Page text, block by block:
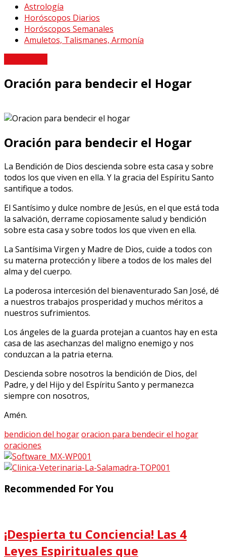
Astrología
Horóscopos Diarios
Horóscopos Semanales
Amuletos, Talismanes, Armonía
Oración para bendecir el Hogar
Oración para bendecir el Hogar
La Bendición de Dios descienda sobre esta casa y sobre
todos los que viven en ella. Y la gracia del Espíritu Santo
santifique a todos.
El Santísimo y dulce nombre de Jesús, en el que está toda
la salvación, derrame copiosamente salud y bendición
sobre esta casa y sobre todos los que viven en ella.
La Santísima Virgen y Madre de Dios, cuide a todos con
su materna protección y libere a todos de los males del
alma y del cuerpo.
La poderosa intercesión del bienaventurado San José, dé
a nuestros trabajos prosperidad y muchos méritos a
nuestros sufrimientos.
Los ángeles de la guarda protejan a cuantos hay en esta
casa de las asechanzas del maligno enemigo y nos
conduzcan a la patria eterna.
Descienda sobre nosotros la bendición de Dios, del
Padre, y del Hijo y del Espíritu Santo y permanezca
siempre con nosotros,
Amén.
bendicion del hogaroracion para bendecir el hogar
oraciones
Recommended For You
¡Despierta tu Conciencia! Las 4
Leyes Espirituales que